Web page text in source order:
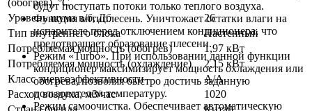
будут поступать потоки только теплого воздуха.
Функция антиплесень. Уничтожает остатки влаги на
испарителе перед отключением кондиционера, что
предотвращает образование плесени.
Режим «Turbo». При использовании данной функции
кондиционер максимизирует мощность охлаждения или
обогрева, позволяя быстро достичь заданную
пользователем температуру.
Режим самоочистка. Обеспечивает автоматическую
Уровень шума в/б, Дб
26
Тип внутреннего блока
Настенный
Потребляемая мощность (обогрев)
1,97 кВт
Потребляемая мощность (охлаждение)
2,15 кВт
Класс энергоэффективности
A/A
Расход воздуха, м3/час
1020